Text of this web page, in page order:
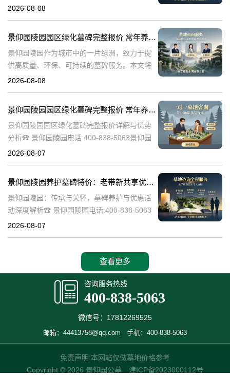
深入探讨景仰园陵园园区主流墓碑的价格体
尽
2026-08-08
景仰园陵园园区绿化墓碑完整报价 常年养护不收取额外费用详解与专属优惠活动介绍
景仰园陵园作为城市中的一片绿洲，致力于提
供高质量、环保、可持续的墓碑服务。本文将
详细解析景仰园陵园园区绿化墓碑的完整报
2026-08-08
景仰园陵园园区绿化墓碑完整报价 常年养护不收取额外费用详解与优势分析
景仰园陵园园区绿化墓碑完整报价详解与优势
分析☎ 景仰园陵园电话:400-838-5063景仰园
陵园作为一家专业的陵园服务机构，致力于为
2026-08-07
景仰园陵园养护墓碑特价：老带新共享优惠，福利大放送！
景仰园陵园：传承与关怀，墓碑养护与优惠活
动深度解析☎ 景仰园陵园电话:400-838-5063
景仰园陵园，一个致力于为逝者提供最优质安
2026-08-07
查看更多
咨询服务热线
400-838-5063
微信号：17812269525
邮箱：44413758@qq.com 手机：400-838-5063
免责声明:本网站仅做墓地价格参考
Copyright © 2026 景仰园公墓 津ICP备2023000112号